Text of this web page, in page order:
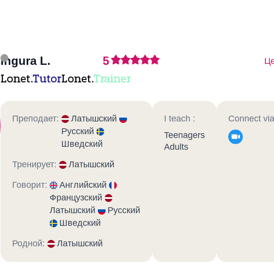
Ingura L. 5
Lonet.TutorLonet.Trainer
Преподает:
Латышский
Русский
Шведский
Тренирует: Латышский
Говорит:
Английский
Французский
Латышский
Русский
Шведский
Родной: Латышский
I teach :
Teenagers
Adults
Connect